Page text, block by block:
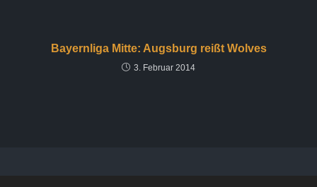
Bayernliga Mitte: Augsburg reißt Wolves
3. Februar 2014